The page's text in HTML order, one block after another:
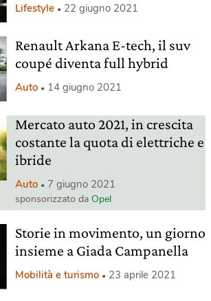
Lifestyle 22 giugno 2021
Renault Arkana E-tech, il suv
coupé diventa full hybrid
Auto 14 giugno 2021
Mercato auto 2021, in crescita
costante la quota di elettriche e
ibride
Auto 7 giugno 2021
sponsorizzato da Opel
Storie in movimento, un giorno
insieme a Giada Campanella
Mobilità e turismo 23 aprile 2021